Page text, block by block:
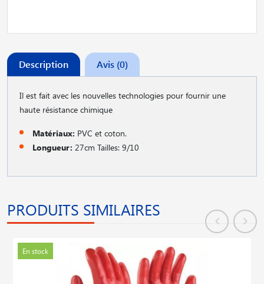
Description Avis (0)
Il est fait avec les nouvelles technologies pour fournir une
haute résistance chimique
Matériaux: PVC et coton.
Longueur: 27cm Tailles: 9/10
PRODUITS SIMILAIRES
En stock